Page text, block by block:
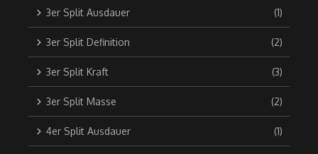
3er Split Ausdauer (1)
3er Split Definition (2)
3er Split Kraft (3)
3er Split Masse (2)
4er Split Ausdauer (1)